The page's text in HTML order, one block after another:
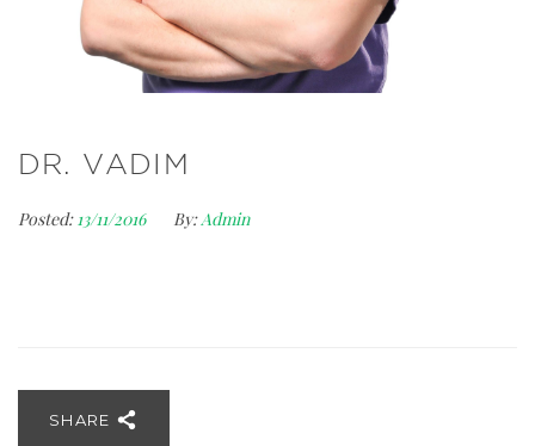
DR. VADIM
Posted: 13/11/2016 By:Admin
SHARE